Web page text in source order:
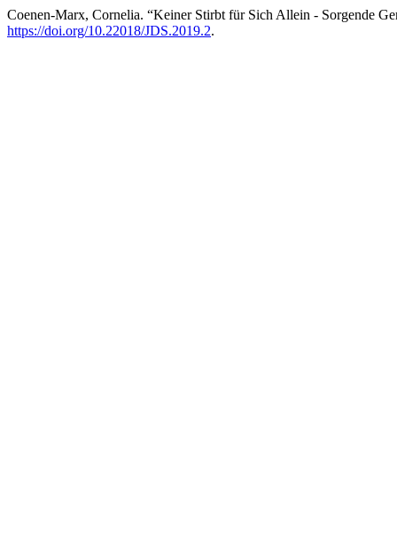
Coenen-Marx, Cornelia. “Keiner Stirbt für Sich Allein - Sorgende
https://doi.org/10.22018/JDS.2019.2.